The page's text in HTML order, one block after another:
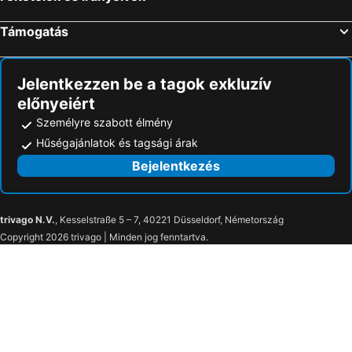
Hajnal
Zsóry Hotel Fit
Toni Bacsi Udulo
Támogatás
Jelentkezzen be a tagok exkluzív
előnyeiért
Személyre szabott élmény
Hűségajánlatok és tagsági árak
Bejelentkezés
trivago N.V., Kesselstraße 5 – 7, 40221 Düsseldorf, Németország
Copyright 2026 trivago | Minden jog fenntartva.